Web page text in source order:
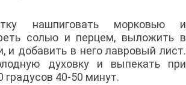
нашпиговать морковью и
солью и перцем, выложить в
и добавить в него лавровый лист.
духовку и выпекать при
градусов 40-50 минут.